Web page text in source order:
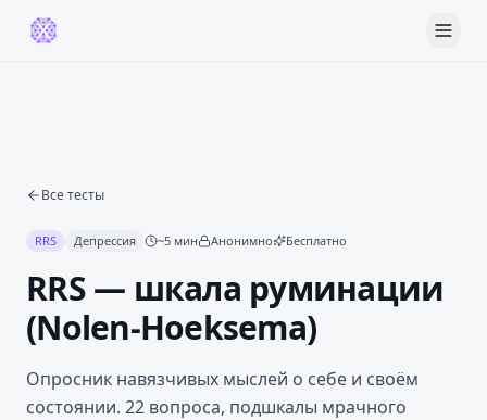
Все тесты
RRS Депрессия ~5 мин Анонимно Бесплатно
RRS — шкала руминации
(Nolen-Hoeksema)
Опросник навязчивых мыслей о себе и своём
состоянии. 22 вопроса, подшкалы мрачного